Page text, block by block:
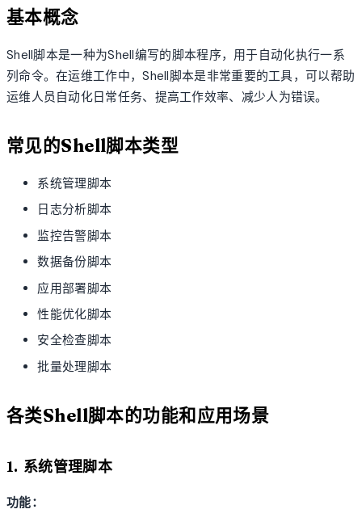
基本概念
Shell脚本是一种为Shell编写的脚本程序，用于自动化执行一系
列命令。在运维工作中，Shell脚本是非常重要的工具，可以帮助
运维人员自动化日常任务、提高工作效率、减少人为错误。
常见的Shell脚本类型
系统管理脚本
日志分析脚本
监控告警脚本
数据备份脚本
应用部署脚本
性能优化脚本
安全检查脚本
批量处理脚本
各类Shell脚本的功能和应用场景
1. 系统管理脚本
功能：